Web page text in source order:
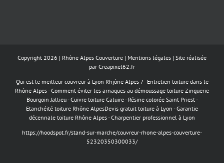
Copyright 2026 | Rhône Alpes Couverture | Mentions légales | Site réalisée
par Creapixel62.fr
Qui est le meilleur couvreur à Lyon Rhjône Alpes ?- Entretien toiture dans le
Rhône Alpes-Comment éviter les arnaques au démoussage toiture Zinguerie
Bourgoin Jallieu-Cuivre toiture Caluire- Résine colorée Saint Priest-
Etanchéité toiture Rhône AlpesDevis gratuit toiture à Lyon -Garantie
décennale toiture Rhône Alpes-Charpentier professionnel à Lyon
https://hoodspot.fr/stand-sur-marche/couvreur-rhone-alpes-couverture-
52320350300033/